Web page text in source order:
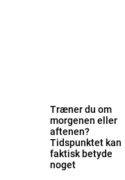
Træner du om
morgenen eller
aftenen?
Tidspunktet kan
faktisk betyde
noget